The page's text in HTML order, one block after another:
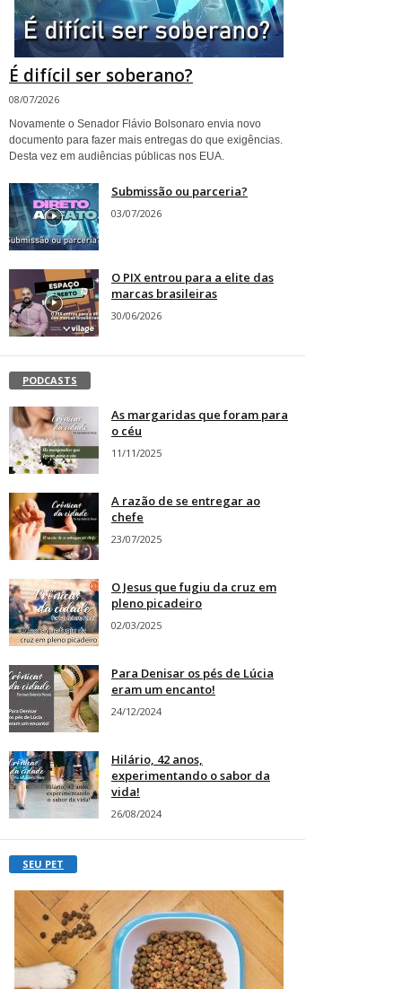
É difícil ser soberano?
08/07/2026
Novamente o Senador Flávio Bolsonaro envia novo
documento para fazer mais entregas do que exigências.
Desta vez em audiências públicas nos EUA.
Submissão ou parceria?
03/07/2026
O PIX entrou para a elite das
marcas brasileiras
30/06/2026
PODCASTS
As margaridas que foram para
o céu
11/11/2025
A razão de se entregar ao
chefe
23/07/2025
O Jesus que fugiu da cruz em
pleno picadeiro
02/03/2025
Para Denisar os pés de Lúcia
eram um encanto!
24/12/2024
Hilário, 42 anos,
experimentando o sabor da
vida!
26/08/2024
SEU PET